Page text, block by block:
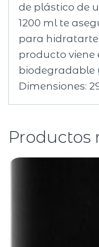
de plástico de
1200 ml te
para hidratarte
producto viene
biodegradable
Dimensiones:
Productos